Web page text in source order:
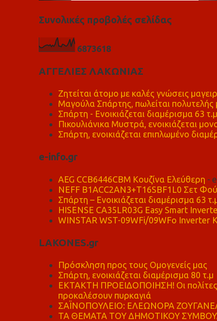
Συνολικές προβολές σελίδας
6873618
ΑΓΓΕΛΙΕΣ ΛΑΚΩΝΙΑΣ
Ζητείται άτομο με καλές γνώσεις
Μαγούλα Σπάρτης, πωλείται πολυτελής
Σπάρτη - Ενοικιάζεται διαμέρισμα 63 τ.μ
Πικουλιάνικα Μυστρά, ενοικιάζεται
Σπάρτη, ενοικιάζεται επιπλωμένο
e-info.gr
AEG CCB6446CBM Κουζίνα Ελεύθερη -
NEFF B1ACC2AN3+T16SBF1L0 Σετ
Σπάρτη – Ενοικιάζεται διαμέρισμα 63
HISENSE CA35LR03G Easy Smart
WINSTAR WST-09WFi/09WFo Inverter
LAKONES.gr
Πρόσκληση προς τους Ομογενείς μας
Σπάρτη, ενοικιάζεται διαμέρισμα 80 τ.μ
ΕΚΤΑΚΤΗ ΠΡΟΕΙΔΟΠΟΙΗΣΗ! Οι πολίτες
προκαλέσουν πυρκαγιά
ΣΑΪΝΟΠΟΥΛΕΙΟ: ΕΛΕΩΝΟΡΑ
ΤΑ ΘΕΜΑΤΑ ΤΟΥ ΔΗΜΟΤΙΚΟΥ